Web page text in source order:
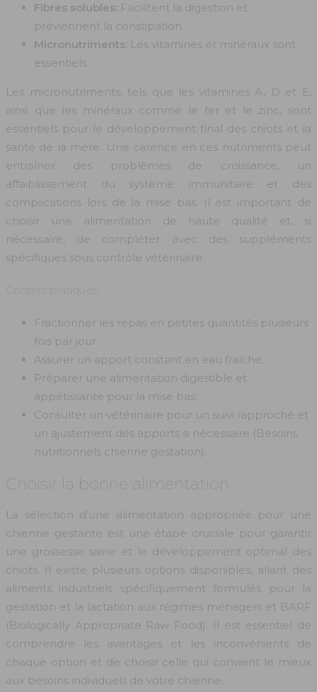
Fibres solubles: Facilitent la digestion et
préviennent la constipation.
Micronutriments: Les vitamines et minéraux sont
essentiels.
Les micronutriments, tels que les vitamines A, D et E,
ainsi que les minéraux comme le fer et le zinc, sont
essentiels pour le développement final des chiots et la
santé de la mère. Une carence en ces nutriments peut
entraîner des problèmes de croissance, un
affaiblissement du système immunitaire et des
complications lors de la mise bas. Il est important de
choisir une alimentation de haute qualité et, si
nécessaire, de compléter avec des suppléments
spécifiques sous contrôle vétérinaire.
Conseils pratiques:
Fractionner les repas en petites quantités plusieurs
fois par jour.
Assurer un apport constant en eau fraîche.
Préparer une alimentation digestible et
appétissante pour la mise bas.
Consulter un vétérinaire pour un suivi rapproché et
un ajustement des apports si nécessaire (Besoins
nutritionnels chienne gestation).
Choisir la bonne alimentation
La sélection d’une alimentation appropriée pour une
chienne gestante est une étape cruciale pour garantir
une grossesse saine et le développement optimal des
chiots. Il existe plusieurs options disponibles, allant des
aliments industriels spécifiquement formulés pour la
gestation et la lactation aux régimes ménagers et BARF
(Biologically Appropriate Raw Food). Il est essentiel de
comprendre les avantages et les inconvénients de
chaque option et de choisir celle qui convient le mieux
aux besoins individuels de votre chienne.